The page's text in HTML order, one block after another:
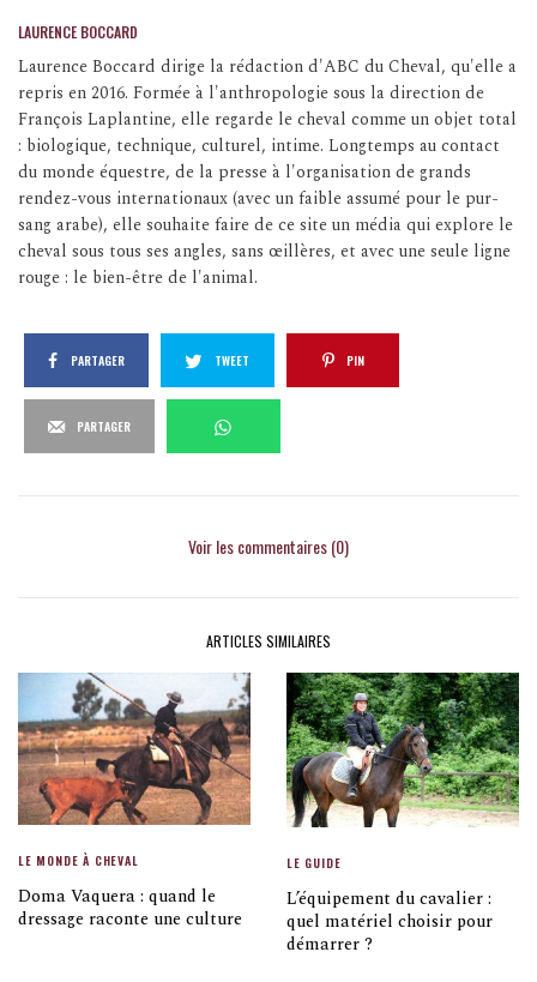
LAURENCE BOCCARD
Laurence Boccard dirige la rédaction d'ABC du Cheval, qu'elle a
repris en 2016. Formée à l'anthropologie sous la direction de
François Laplantine, elle regarde le cheval comme un objet total
: biologique, technique, culturel, intime. Longtemps au contact
du monde équestre, de la presse à l'organisation de grands
rendez-vous internationaux (avec un faible assumé pour le pur-
sang arabe), elle souhaite faire de ce site un média qui explore le
cheval sous tous ses angles, sans œillères, et avec une seule ligne
rouge : le bien-être de l'animal.
PARTAGER TWEET PIN
PARTAGER
Voir les commentaires (0)
ARTICLES SIMILAIRES
LE MONDE À CHEVAL
Doma Vaquera : quand le
dressage raconte une culture
LE GUIDE
L’équipement du cavalier :
quel matériel choisir pour
démarrer ?